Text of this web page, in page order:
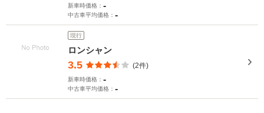
新車時価格： -
中古車平均価格： -
現行
ロンシャン
3.5 (2件)
新車時価格： -
中古車平均価格： -